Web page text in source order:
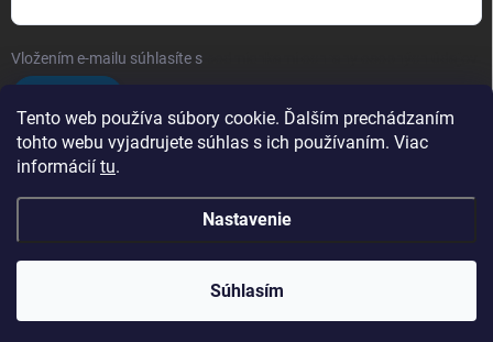
Tento web používa súbory cookie. Ďalším prechádzaním
tohto webu vyjadrujete súhlas s ich používaním. Viac
informácií tu.
Nastavenie
Súhlasím
Vložením e-mailu súhlasíte s
Obchodé podmienky
Copyright 2026Arfragrances. Všetky práva vyhradené.Upraviť nastavenie
cookies